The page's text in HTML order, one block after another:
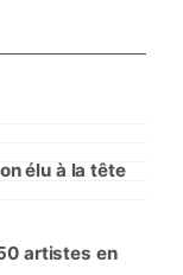
élu à la tête
artistes en